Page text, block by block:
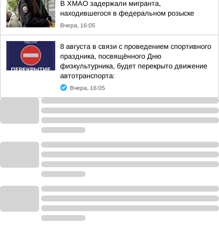
В ХМАО задержали мигранта,
находившегося в федеральном розыске
Вчера, 16:05
8 августа в связи с проведением спортивного
праздника, посвящённого Дню
физкультурника, будет перекрыто движение
автотранспорта:
Вчера, 16:05